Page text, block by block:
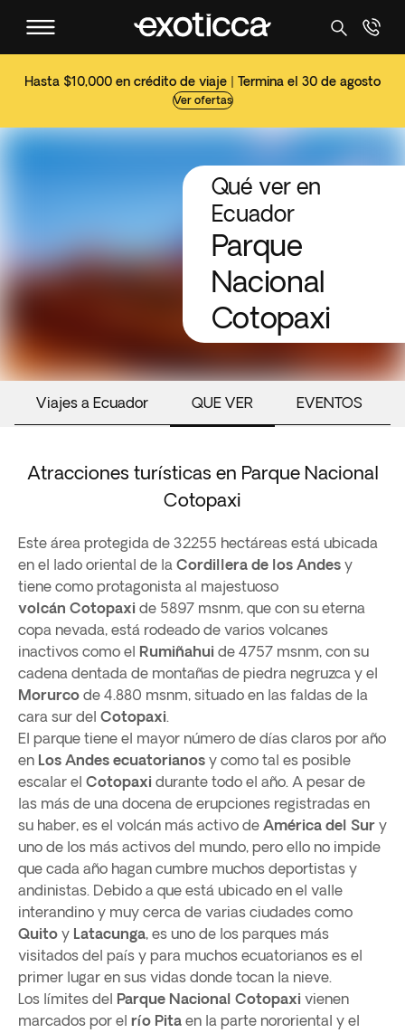
Hasta $10,000 en crédito de viaje | Termina el 30 de agosto
Ver ofertas
Qué ver en
Ecuador
Parque
Nacional
Cotopaxi
Viajes a Ecuador QUE VER EVENTOS
Atracciones turísticas en Parque Nacional
Cotopaxi
Este área protegida de 32255 hectáreas está ubicada
en el lado oriental de la Cordillera de los Andes y
tiene como protagonista al majestuoso
volcán Cotopaxi de 5897 msnm, que con su eterna
copa nevada, está rodeado de varios volcanes
inactivos como el Rumiñahui de 4757 msnm, con su
cadena dentada de montañas de piedra negruzca y el
Morurco de 4.880 msnm, situado en las faldas de la
cara sur del Cotopaxi.
El parque tiene el mayor número de días claros por año
en Los Andes ecuatorianos y como tal es posible
escalar el Cotopaxi durante todo el año. A pesar de
las más de una docena de erupciones registradas en
su haber, es el volcán más activo de América del Sur y
uno de los más activos del mundo, pero ello no impide
que cada año hagan cumbre muchos deportistas y
andinistas. Debido a que está ubicado en el valle
interandino y muy cerca de varias ciudades como
Quito y Latacunga, es uno de los parques más
visitados del país y para muchos ecuatorianos es el
primer lugar en sus vidas donde tocan la nieve.
Los límites del Parque Nacional Cotopaxi vienen
marcados por el río Pita en la parte nororiental y el